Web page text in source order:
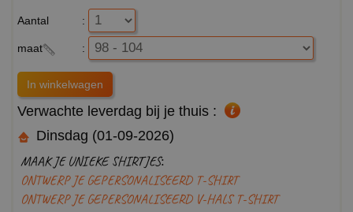
Aantal :
maat :
Verwachte leverdag bij je thuis :
Dinsdag (01-09-2026)
MAAK JE UNIEKE SHIRTJES:
ONTWERP JE GEPERSONALISEERD T-SHIRT
ONTWERP JE GEPERSONALISEERD V-HALS T-SHIRT